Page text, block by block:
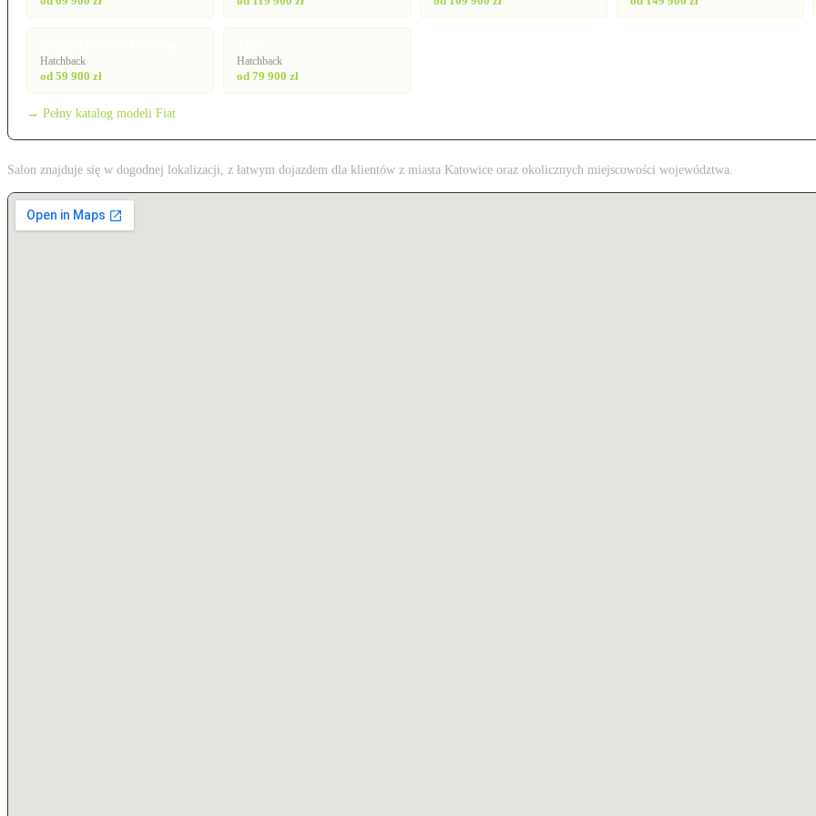
Hatchback
od 59 900 zł
Hatchback
od 79 900 zł
→ Pełny katalog modeli Fiat
Salon znajduje się w dogodnej lokalizacji, z łatwym dojazdem dla klientów z miasta Katowice oraz okolicznych miejscowości województwa.